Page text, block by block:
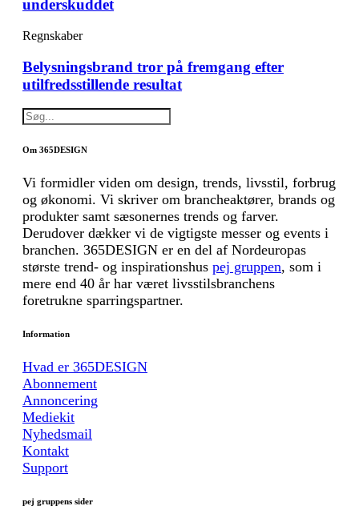
underskuddet
Regnskaber
Belysningsbrand tror på fremgang efter
utilfredsstillende resultat
Om 365DESIGN
Vi formidler viden om design, trends, livsstil, forbrug
og økonomi. Vi skriver om brancheaktører, brands og
produkter samt sæsonernes trends og farver.
Derudover dækker vi de vigtigste messer og events i
branchen. 365DESIGN er en del af Nordeuropas
største trend- og inspirationshus pej gruppen, som i
mere end 40 år har været livsstilsbranchens
foretrukne sparringspartner.
Information
Hvad er 365DESIGN
Abonnement
Annoncering
Mediekit
Nyhedsmail
Kontakt
Support
pej gruppens sider